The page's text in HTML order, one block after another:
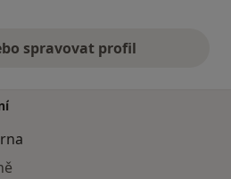
spravovat profil